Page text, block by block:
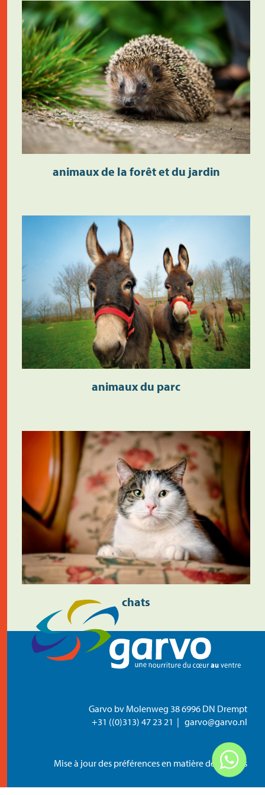
animaux de la forêt et du jardin
animaux du parc
chats
Garvo bv Molenweg 38 6996 DN Drempt
+31 ((0)313) 47 23 21
garvo@garvo.nl
Mise à jour des préférences en matière de cookies